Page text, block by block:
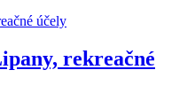
rekreačné